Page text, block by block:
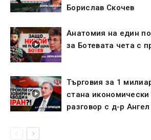
Борислав Скочев
Анатомия на един
за Ботевата чета с
Търговия за 1
стана икономически
разговор с д-р